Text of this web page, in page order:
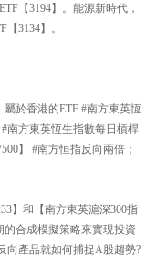
【3194】。能源新時代，
3134】。
於香港的ETF #南方東英恆
南方東英恆生指數每日槓桿
】 #南方恒指反向兩倍；
】和【南方東英滬深300指
的合成模擬策略來實現投資
向產品就如何捕捉A股趨勢?